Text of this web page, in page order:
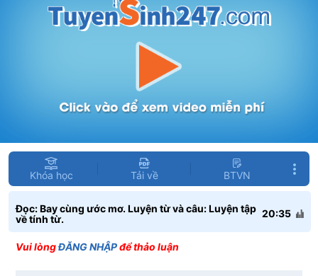
Khóa học Tải về BTVN
Đọc: Bay cùng ước mơ. Luyện từ và câu: Luyện tập
về tính từ.
20:35
Vui lòngĐĂNG NHẬPđể thảo luận